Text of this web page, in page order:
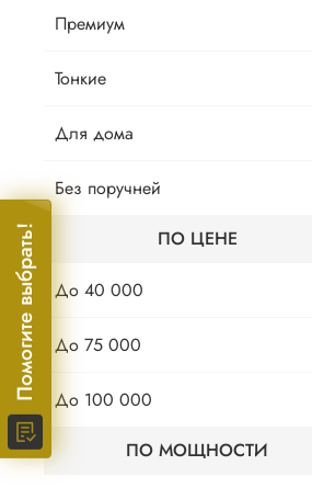
Помогите выбрать!
Премиум
Тонкие
Для дома
Без поручней
ПО ЦЕНЕ
До 40 000
До 75 000
До 100 000
ПО МОЩНОСТИ